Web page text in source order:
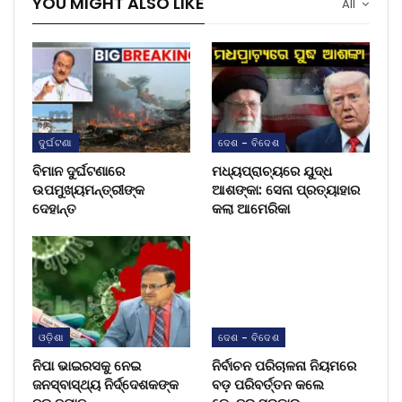
All
ଦୁର୍ଘଟଣା
ବିମାନ ଦୁର୍ଘଟଣାରେ
ଉପମୁଖ୍ୟମନ୍ତ୍ରୀଙ୍କ
ଦେହାନ୍ତ
ଦେଶ - ବିଦେଶ
ମଧ୍ୟପ୍ରାଚ୍ୟରେ ଯୁଦ୍ଧ
ଆଶଙ୍କା: ସେନା ପ୍ରତ୍ୟାହାର
କଲା ଆମେରିକା
ଓଡ଼ିଶା
ନିପା ଭାଇରସକୁ ନେଇ
ଜନସ୍ବାସ୍ଥ୍ୟ ନିର୍ଦ୍ଦେଶକଙ୍କ
ଦେଶ - ବିଦେଶ
ନିର୍ବାଚନ ପରିଚାଳନା ନିୟମରେ
ବଡ଼ ପରିବର୍ତ୍ତନ କଲେ